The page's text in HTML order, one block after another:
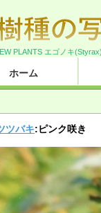
PLANTS エゴノキ
ホーム
ツバキ:ピンク咲き